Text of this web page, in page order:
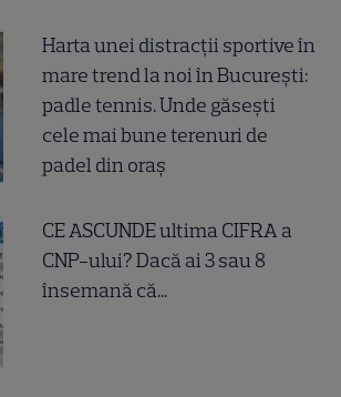
Harta unei distracții sportive în
mare trend la noi în București:
padle tennis. Unde găsești
cele mai bune terenuri de
padel din oraș
CE ASCUNDE ultima CIFRA a
CNP-ului? Dacă ai 3 sau 8
însemană că...